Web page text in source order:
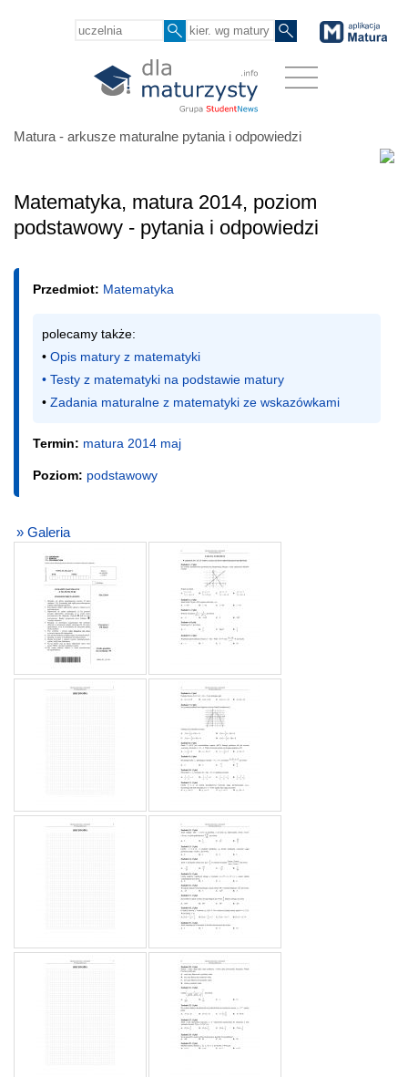
Matura - arkusze maturalne pytania i odpowiedzi
Matematyka, matura 2014, poziom
podstawowy - pytania i odpowiedzi
Przedmiot: Matematyka
polecamy także:
• Opis matury z matematyki
• Testy z matematyki na podstawie matury
• Zadania maturalne z matematyki ze wskazówkami
Termin: matura 2014 maj
Poziom: podstawowy
» Galeria